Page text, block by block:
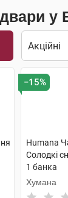
у
−15%
Humana
Солодкі
1 банка
Хумана